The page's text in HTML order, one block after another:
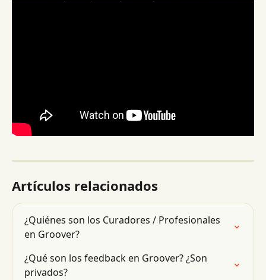
Artículos relacionados
¿Quiénes son los Curadores / Profesionales
en Groover?
¿Qué son los feedback en Groover? ¿Son
privados?